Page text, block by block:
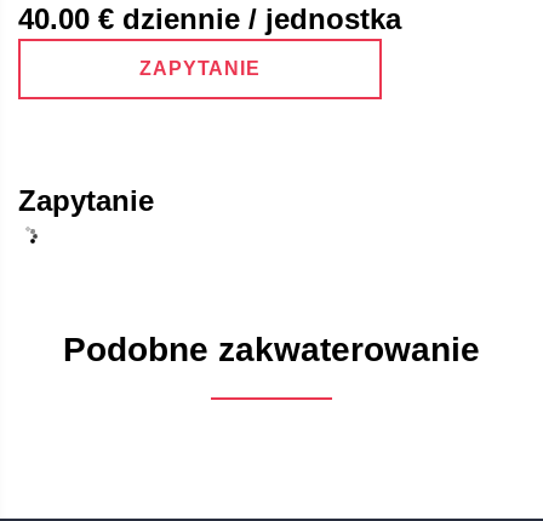
40.00 € dziennie / jednostka
ZAPYTANIE
Zapytanie
Podobne zakwaterowanie